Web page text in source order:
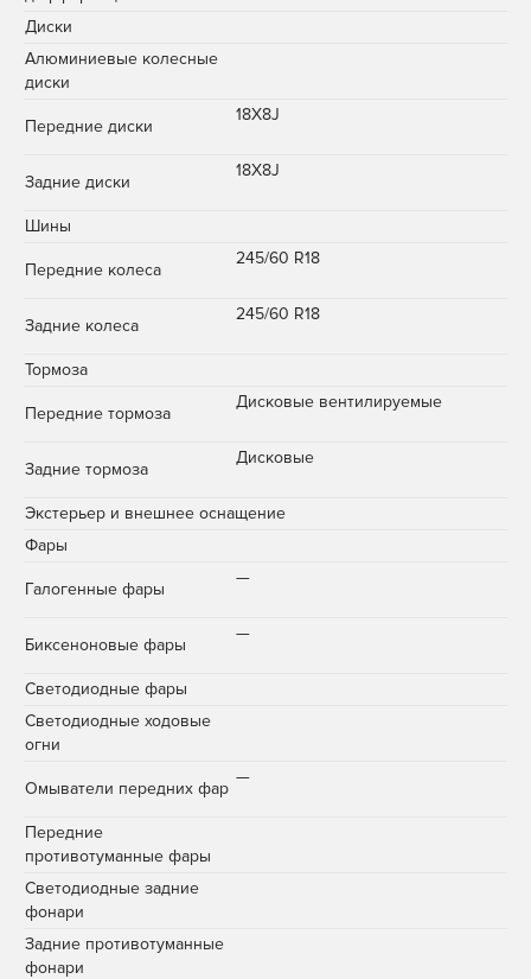
Диски
Алюминиевые колесные
диски
Передние диски
18X8J
Задние диски
18X8J
Шины
Передние колеса
245/60 R18
Задние колеса
245/60 R18
Тормоза
Передние тормоза
Дисковые вентилируемые
Задние тормоза
Дисковые
Экстерьер и внешнее оснащение
Фары
Галогенные фары
—
Биксеноновые фары
—
Светодиодные фары
Светодиодные ходовые
огни
Омыватели передних фар
—
Передние
противотуманные фары
Cветодиодные задние
фонари
Задние противотуманные
фонари